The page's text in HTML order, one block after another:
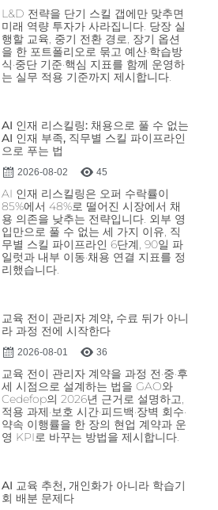
L&D 전략을 단기 스킬 갭에만 맞추면
미래 역량 투자가 사라집니다. 당장 실
행할 교육, 중기 전환 경로, 장기 옵션
을 한 포트폴리오로 묶고 예산·학습방
식·중단 기준·핵심 지표를 함께 운영하
는 실무 적용 기준까지 제시합니다.
AI 인재 리스킬링: 채용으로 풀 수 없는
AI 인재 부족, 직무별 스킬 파이프라인
으로 푸는 법
2026-08-02 45
AI 인재 리스킬링은 오퍼 수락률이
85%에서 48%로 떨어진 시장에서 채
용 의존을 낮추는 전략입니다. 외부 영
입만으로 풀 수 없는 세 가지 이유, 직
무별 스킬 파이프라인 6단계, 90일 파
일럿과 내부 이동·채용 연결 지표를 정
리했습니다.
교육 전이 관리자 계약, 수료 뒤가 아니
라 과정 전에 시작한다
2026-08-01 36
교육 전이 관리자 계약을 과정 전·중·후
세 시점으로 설계하는 법을 GAO와
Cedefop의 2026년 근거로 설명하고,
적용 과제·보호 시간·피드백·장벽 회수·
약속 이행률을 한 장의 현업 계약과 운
영 KPI로 바꾸는 방법을 제시합니다.
AI 교육 추천, 개인화가 아니라 학습기
회 배분 문제다